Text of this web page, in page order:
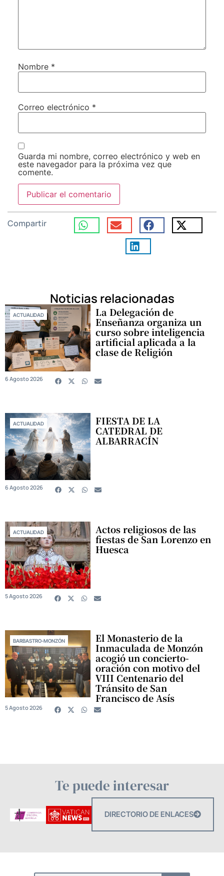
Nombre *
Correo electrónico *
Guarda mi nombre, correo electrónico y web en
este navegador para la próxima vez que
comente.
Compartir
Noticias relacionadas
ACTUALIDAD La Delegación de
Enseñanza organiza un
curso sobre inteligencia
artificial aplicada a la
clase de Religión
6 Agosto 2026
ACTUALIDAD FIESTA DE LA
CATEDRAL DE
ALBARRACÍN
6 Agosto 2026
ACTUALIDAD Actos religiosos de las
fiestas de San Lorenzo en
Huesca
5 Agosto 2026
BARBASTRO-MONZÓN El Monasterio de la
Inmaculada de Monzón
acogió un concierto-
oración con motivo del
VIII Centenario del
Tránsito de San
Francisco de Asís
5 Agosto 2026
Te puede interesar
DIRECTORIO DE ENLACES